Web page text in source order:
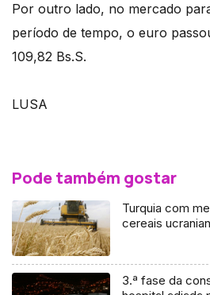
Por outro lado, no mercado
período de tempo, o euro
109,82 Bs.S.
LUSA
Pode também gostar
Turquia com
cereais
3.ª fase da